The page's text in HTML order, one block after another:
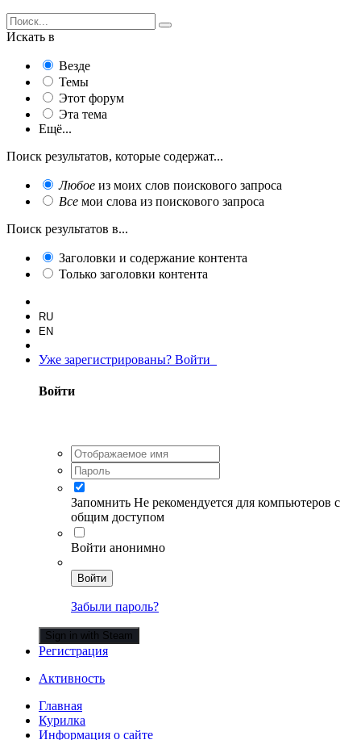
Искать в
Везде
Темы
Этот форум
Эта тема
Ещё...
Поиск результатов, которые содержат...
Любое из моих слов поискового запроса
Все мои слова из поискового запроса
Поиск результатов в...
Заголовки и содержание контента
Только заголовки контента
RU
EN
Уже зарегистрированы? Войти
Войти
Запомнить Не рекомендуется для компьютеров с
общим доступом
Войти анонимно
Войти
Забыли пароль?
Sign in with Steam
Регистрация
Активность
Главная
Курилка
Информация о сайте